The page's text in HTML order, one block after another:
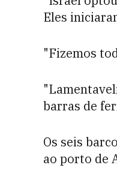
Eles
"Fizemos
barras de
Os seis
ao porto de